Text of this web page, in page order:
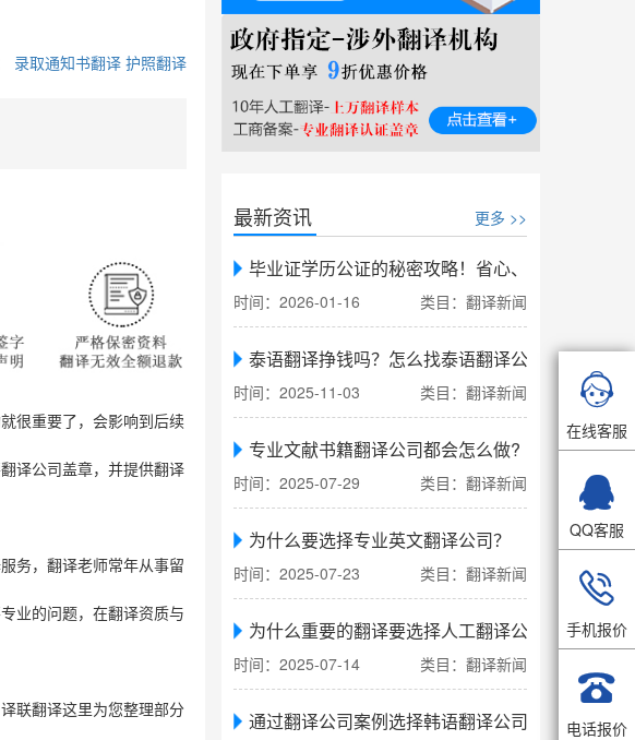
录取通知书翻译护照翻译
很重要了，会影响到后续
译公司盖章，并提供翻译
务，翻译老师常年从事留
业的问题，在翻译资质与
联翻译这里为您整理部分
最新资讯 更多 >>
毕业证学历公证的秘密攻略！省心、省力、省时
时间：2026-01-16 类目：翻译新闻
泰语翻译挣钱吗？怎么找泰语翻译公司翻译
时间：2025-11-03 类目：翻译新闻
专业文献书籍翻译公司都会怎么做?
时间：2025-07-29 类目：翻译新闻
为什么要选择专业英文翻译公司？
时间：2025-07-23 类目：翻译新闻
为什么重要的翻译要选择人工翻译公司
时间：2025-07-14 类目：翻译新闻
通过翻译公司案例选择韩语翻译公司

在线客服

QQ客服

手机报价

电话报价